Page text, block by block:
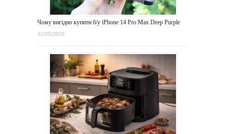
Чому вигідно купити б/у iPhone 14 Pro Max Deep Purple
31/05/2026